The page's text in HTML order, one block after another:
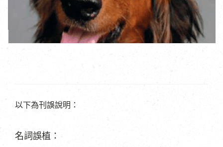
以下為刊誤說明：
名詞誤植：